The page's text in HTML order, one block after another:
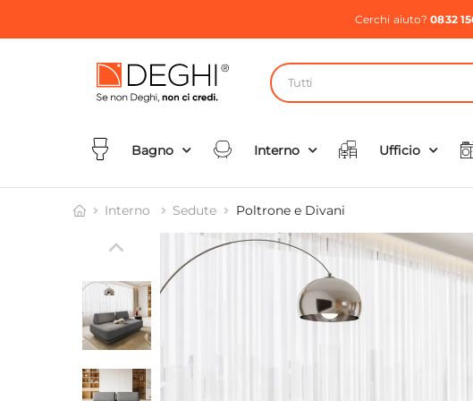
Cerchi aiuto?0832
Tutti
Bagno Interno Ufficio
Interno Sedute Poltrone e Divani